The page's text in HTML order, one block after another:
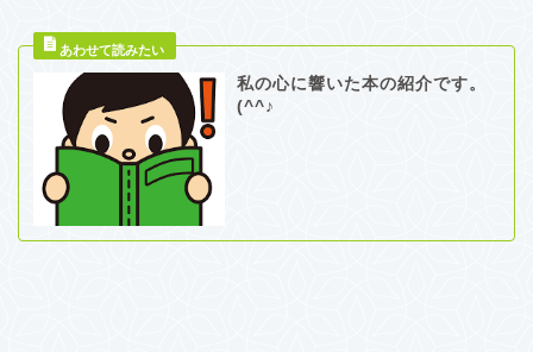
私の心に響いた本の紹介です。
(^^♪